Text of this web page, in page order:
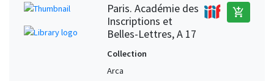
Paris. Académie des
Inscriptions et
Belles-Lettres, A 17
add_shopping_cart
Collection
Arca